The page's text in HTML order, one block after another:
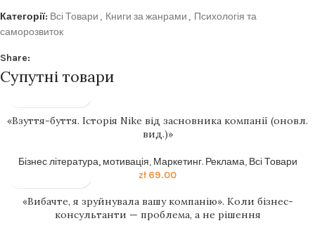
Категорії: Всі Товари , Книги за жанрами , Психологія та
саморозвиток
Share:
Супутні товари
«Взуття-буття. Історія Nike від засновника компанії (оновл.
вид.)»
Бізнес література, мотивація, Маркетинг. Реклама, Всі Товари
zł 69.00
«Вибачте, я зруйнувала вашу компанію». Коли бізнес-
консультанти — проблема, а не рішення